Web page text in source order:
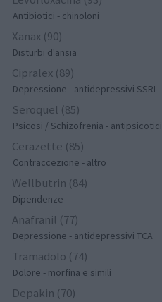
Antibiotici - chinoloni
Xanax (90)
Disturbi d'ansia
Cipralex (89)
Depressione - antidepressivi SSRI
Seroquel (85)
Psicosi / Schizofrenia - antipsicotici
Cerazette (85)
Contraccezione - altro
Wellbutrin (84)
Dipendenze
Anafranil (77)
Depressione - antidepressivi TCA
Tramadolo (74)
Dolore - morfina e simili
Depakin (70)